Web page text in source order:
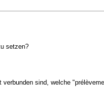
setzen?
sind, welche